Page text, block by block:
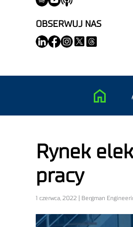
OBSERWUJ NAS
Rynek
pracy
1 czerwca, 2022 | Bergman